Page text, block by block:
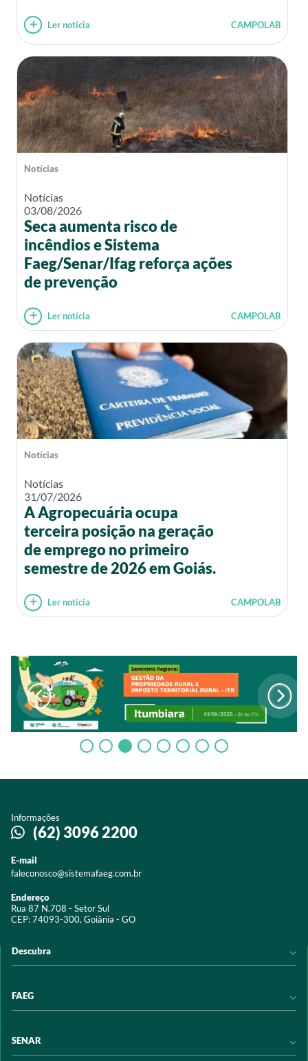
Ler notícia CAMPOLAB
Notícias
Notícias
03/08/2026
Seca aumenta risco de
incêndios e Sistema
Faeg/Senar/Ifag reforça ações
de prevenção
Ler notícia CAMPOLAB
Notícias
Notícias
31/07/2026
A Agropecuária ocupa
terceira posição na geração
de emprego no primeiro
semestre de 2026 em Goiás.
Ler notícia CAMPOLAB
Informações
(62) 3096 2200
E-mail
faleconosco@sistemafaeg.com.br
Endereço
Rua 87 N.708 - Setor Sul
CEP: 74093-300, Goiânia - GO
Descubra
Acervo digital
Programas e Serviços
FAEG
Transparência
SENAR